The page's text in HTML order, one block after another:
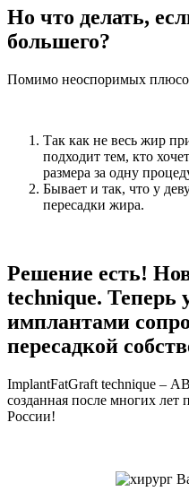
Но что делать,
большего?
Помимо неоспоримых
Так как не весь жир
подходит тем, кто хочет
размера за одну
Бывает и так, что у
пересадки жира.
Решение есть!
technique. Теперь
имплантами
пересадкой
ImplantFatGraft technique
созданная после многих
России!